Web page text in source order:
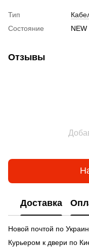
Тип
Состояние
NEW
Отзывы
Доставка
Новой почтой по
Курьером к двери по